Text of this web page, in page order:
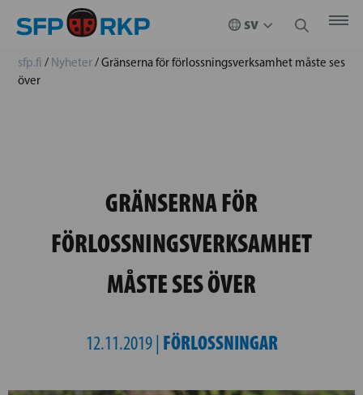
sfp.fi / Nyheter/Gränserna för förlossningsverksamhet måste ses
över
GRÄNSERNA FÖR
FÖRLOSSNINGSVERKSAMHET
MÅSTE SES ÖVER
12.11.2019 | FÖRLOSSNINGAR